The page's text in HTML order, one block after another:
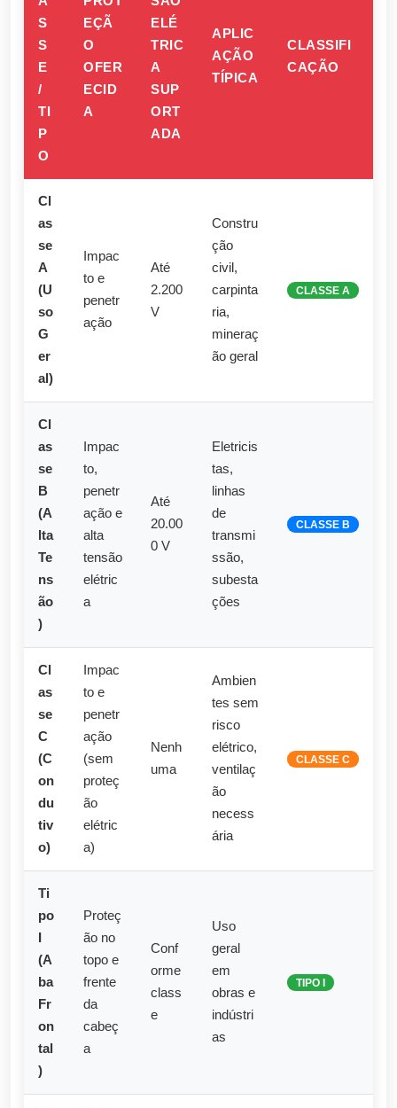
S
S
E
/
TI
P
O
EÇÃ
O
OFER
ECID
A
ELÉ
TRIC
A
SUP
ORT
ADA
APLIC
AÇÃO
TÍPICA
CLASSIFI
CAÇÃO
Cl
as
se
A
(U
so
G
er
al)
Impac
to e
penetr
ação
Até
2.200
V
Constru
ção
civil,
carpinta
ria,
mineraç
ão geral
CLASSE A
Cl
as
se
B
(A
lta
Te
ns
ão
)
Impac
to,
penetr
ação e
alta
tensão
elétric
a
Até
20.00
0 V
Eletricis
tas,
linhas
de
transmi
ssão,
subesta
ções
CLASSE B
Cl
as
se
C
(C
on
du
tiv
o)
Impac
to e
penetr
ação
(sem
proteç
ão
elétric
a)
Nenh
uma
Ambien
tes sem
risco
elétrico,
ventilaç
ão
necess
ária
CLASSE C
Ti
po
I
(A
ba
Fr
on
tal
)
Proteç
ão no
topo e
frente
da
cabeç
a
Conf
orme
class
e
Uso
geral
em
obras e
indústri
as
TIPO I